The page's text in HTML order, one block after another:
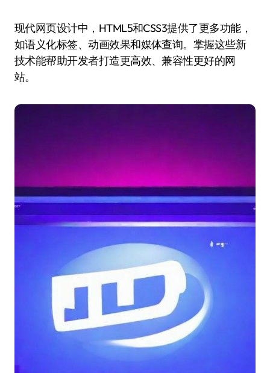
现代网页设计中，HTML5和CSS3提供了更多功能，
如语义化标签、动画效果和媒体查询。掌握这些新
技术能帮助开发者打造更高效、兼容性更好的网
站。